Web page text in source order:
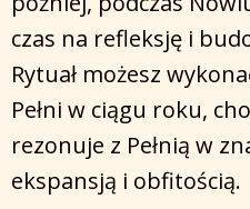
czas na refleksję i
Rytuał możesz
Pełni w ciągu roku,
rezonuje z Pełnią w
ekspansją i obfitością.